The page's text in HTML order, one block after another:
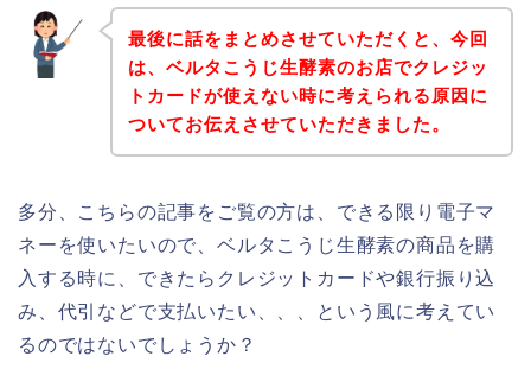
最後に話をまとめさせていただくと、今回
は、ベルタこうじ生酵素のお店でクレジッ
トカードが使えない時に考えられる原因に
ついてお伝えさせていただきました。
多分、こちらの記事をご覧の方は、できる限り電子マ
ネーを使いたいので、ベルタこうじ生酵素の商品を購
入する時に、できたらクレジットカードや銀行振り込
み、代引などで支払いたい、、、という風に考えてい
るのではないでしょうか？